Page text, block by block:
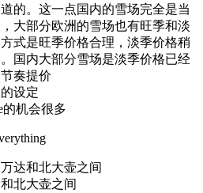
的。这一点国内的雪场完全是当
大部分欧洲的雪场也有旺季和淡
式是旺季价格合理，淡季价格稍
国内大部分雪场是淡季价格已经
奏提价
设定
的机会很多
达和北大壶之间
北大壶之间